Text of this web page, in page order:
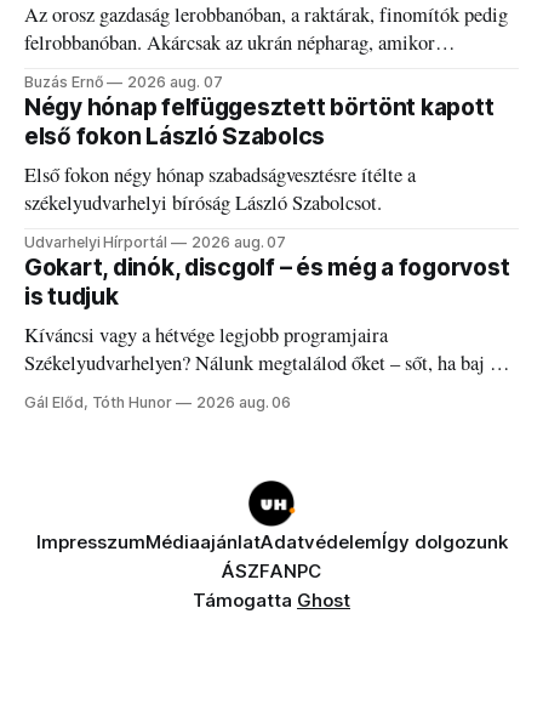
Az orosz gazdaság lerobbanóban, a raktárak, finomítók pedig
felrobbanóban. Akárcsak az ukrán népharag, amikor
elégedetlen vezetőivel.
Buzás Ernő 2026 aug. 07
Négy hónap felfüggesztett börtönt kapott
első fokon László Szabolcs
Első fokon négy hónap szabadságvesztésre ítélte a
székelyudvarhelyi bíróság László Szabolcsot.
Udvarhelyi Hírportál 2026 aug. 07
Gokart, dinók, discgolf – és még a fogorvost
is tudjuk
Kíváncsi vagy a hétvége legjobb programjaira
Székelyudvarhelyen? Nálunk megtalálod őket – sőt, ha baj van
a fogaddal, a fogorvosi ügyeletet is!
Gál Előd, Tóth Hunor 2026 aug. 06
ImpresszumMédiaajánlatAdatvédelemÍgy dolgozunk
ÁSZFANPC
Támogatta Ghost